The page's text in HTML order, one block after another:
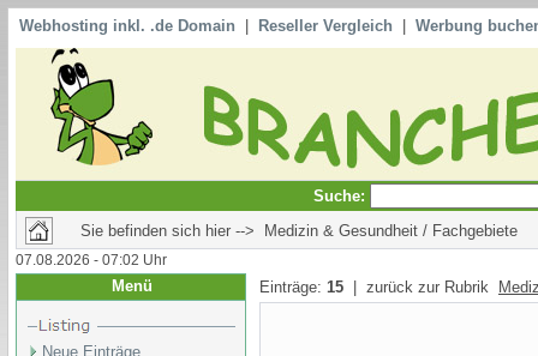
Webhosting inkl. .de Domain Reseller Vergleich Werbung
Suche:
Sie befinden sich hier --> Medizin & Gesundheit / Fachgebiete
07.08.2026 - 07:02 Uhr
Menü
Neue Einträge
Einträge: 15 | zurück zur Rubrik